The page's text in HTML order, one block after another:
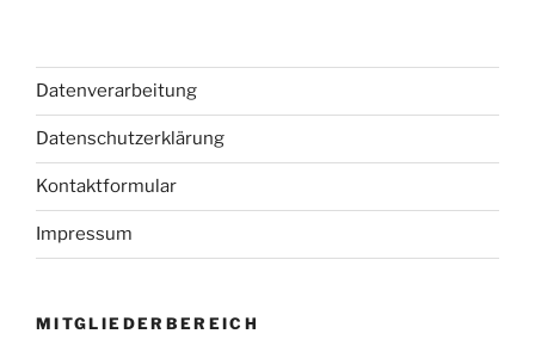
Datenverarbeitung
Datenschutzerklärung
Kontaktformular
Impressum
MITGLIEDERBEREICH